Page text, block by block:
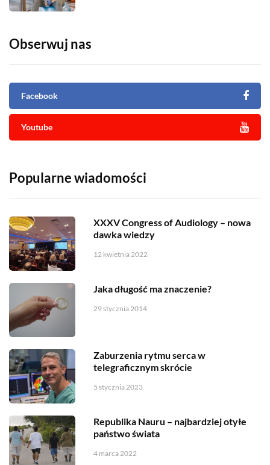
Obserwuj nas
Facebook
Youtube
Popularne wiadomości
XXXV Congress of Audiology – nowa
dawka wiedzy
12 kwietnia 2022
Jaka długość ma znaczenie?
29 stycznia 2014
Zaburzenia rytmu serca w
telegraficznym skrócie
5 stycznia 2023
Republika Nauru – najbardziej otyłe
państwo świata
4 marca 2022